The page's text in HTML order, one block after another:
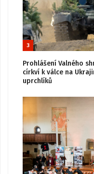
3
Prohlášení Valného
církví k válce na
uprchlíků